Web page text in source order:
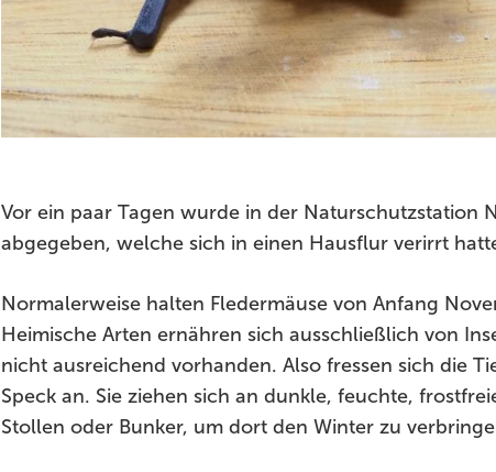
Vor ein paar Tagen wurde in der Naturschutzstation
abgegeben, welche sich in einen Hausflur verirrt
Normalerweise halten Fledermäuse von Anfang
Heimische Arten ernähren sich ausschließlich von
nicht ausreichend vorhanden. Also fressen sich die
Speck an. Sie ziehen sich an dunkle, feuchte,
Stollen oder Bunker, um dort den Winter zu